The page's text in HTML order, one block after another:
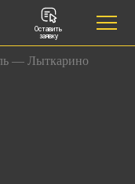
Оставить
заявку
— Лыткарино